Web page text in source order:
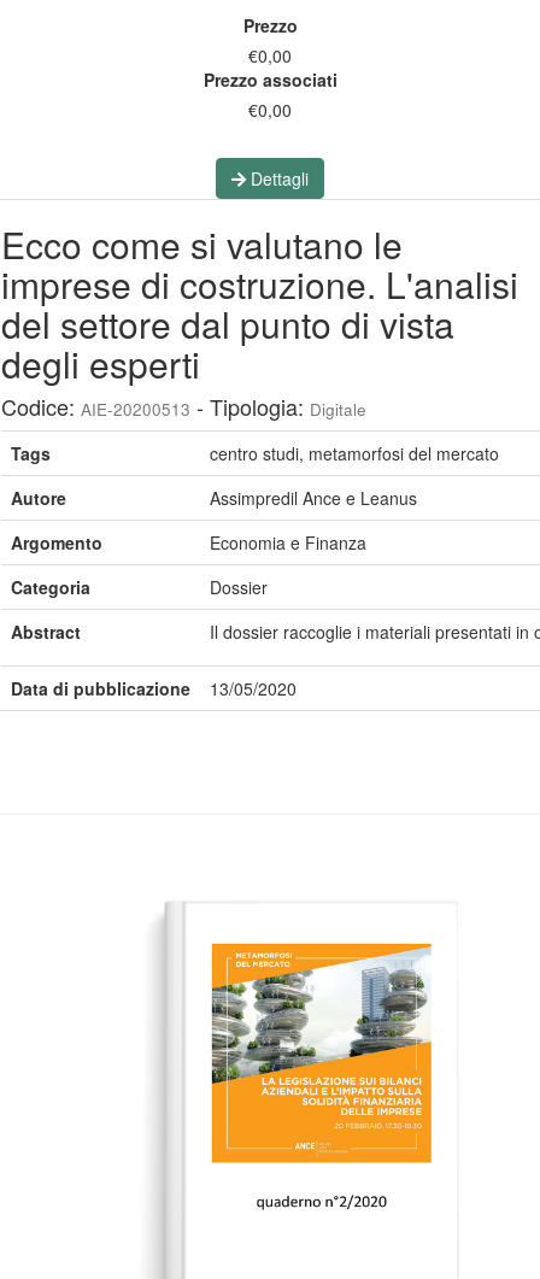
Prezzo
€0,00
Prezzo associati
€0,00
Dettagli
Ecco come si valutano le
imprese di costruzione. L'analisi
del settore dal punto di vista
degli esperti
Codice: AIE-20200513 - Tipologia: Digitale
Tags
centro studi, metamorfosi del mercato
Autore
Assimpredil Ance e Leanus
Argomento
Economia e Finanza
Categoria
Dossier
Abstract
Il dossier raccoglie i materiali presentati
Data di pubblicazione 13/05/2020